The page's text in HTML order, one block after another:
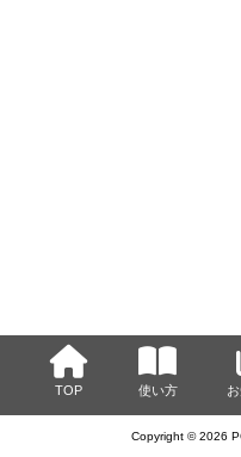
TOP 使い方
Copyright © 2026